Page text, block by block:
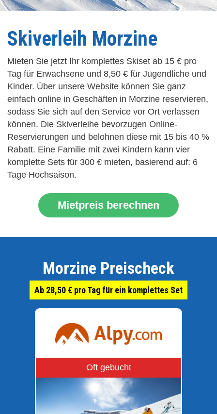
Skiverleih Morzine
Mieten Sie jetzt Ihr komplettes Skiset ab 15 € pro
Tag für Erwachsene und 8,50 € für Jugendliche und
Kinder. Über unsere Website können Sie ganz
einfach online in Geschäften in Morzine reservieren,
sodass Sie sich auf den Service vor Ort verlassen
können. Die Skiverleihe bevorzugen Online-
Reservierungen und belohnen diese mit 15 bis 40 %
Rabatt. Eine Familie mit zwei Kindern kann vier
komplette Sets für 300 € mieten, basierend auf: 6
Tage Hochsaison.
Mietpreis berechnen
Morzine Preischeck
Ab 28,50 € pro Tag für ein komplettes Set
Oft gebucht